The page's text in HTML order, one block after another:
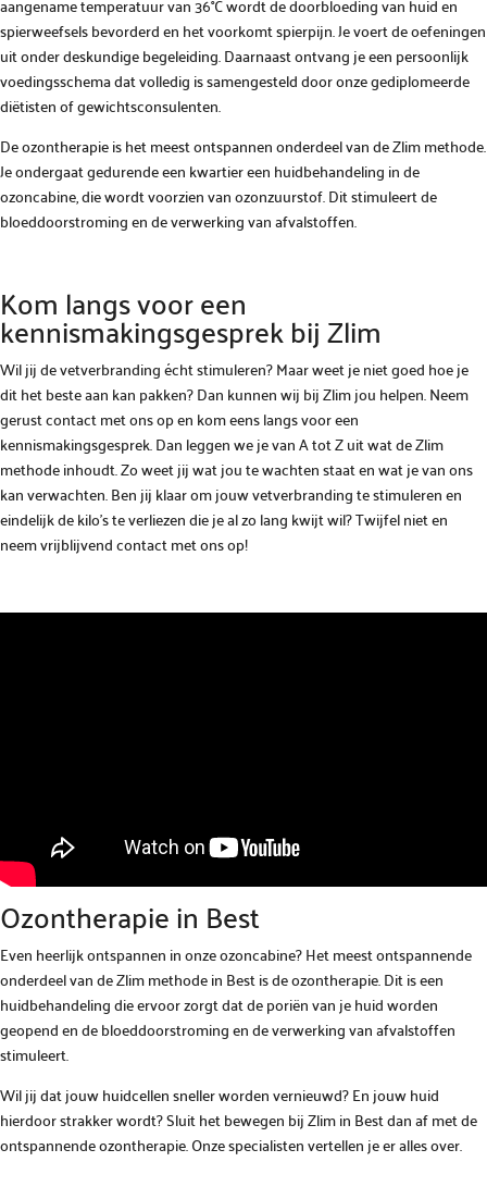
aangename temperatuur van 36°C wordt de doorbloeding van huid en
spierweefsels bevorderd en het voorkomt spierpijn. Je voert de oefeningen
uit onder deskundige begeleiding. Daarnaast ontvang je een persoonlijk
voedingsschema dat volledig is samengesteld door onze gediplomeerde
diëtisten of gewichtsconsulenten.
De ozontherapie is het meest ontspannen onderdeel van de Zlim methode.
Je ondergaat gedurende een kwartier een huidbehandeling in de
ozoncabine, die wordt voorzien van ozonzuurstof. Dit stimuleert de
bloeddoorstroming en de verwerking van afvalstoffen.
Kom langs voor een
kennismakingsgesprek bij Zlim
Wil jij de vetverbranding écht stimuleren? Maar weet je niet goed hoe je
dit het beste aan kan pakken? Dan kunnen wij bij Zlim jou helpen. Neem
gerust contact met ons op en kom eens langs voor een
kennismakingsgesprek. Dan leggen we je van A tot Z uit wat de Zlim
methode inhoudt. Zo weet jij wat jou te wachten staat en wat je van ons
kan verwachten. Ben jij klaar om jouw vetverbranding te stimuleren en
eindelijk de kilo’s te verliezen die je al zo lang kwijt wil? Twijfel niet en
neem vrijblijvend contact met ons op!
Ozontherapie in Best
Even heerlijk ontspannen in onze ozoncabine? Het meest ontspannende
onderdeel van de Zlim methode in Best is de ozontherapie. Dit is een
huidbehandeling die ervoor zorgt dat de poriën van je huid worden
geopend en de bloeddoorstroming en de verwerking van afvalstoffen
stimuleert.
Wil jij dat jouw huidcellen sneller worden vernieuwd? En jouw huid
hierdoor strakker wordt? Sluit het bewegen bij Zlim in Best dan af met de
ontspannende ozontherapie. Onze specialisten vertellen je er alles over.